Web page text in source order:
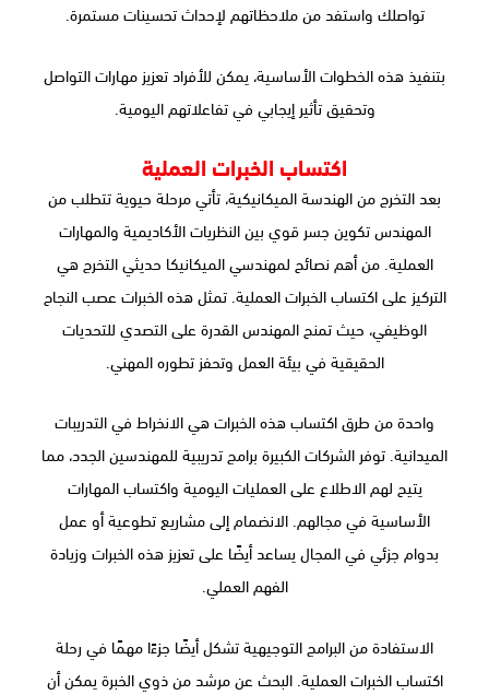
تواصلك واستفد من ملاحظاتهم لإحداث تحسينات مستمرة.
بتنفيذ هذه الخطوات الأساسية، يمكن للأفراد تعزيز مهارات التواصل
وتحقيق تأثير إيجابي في تفاعلاتهم اليومية.
اكتساب الخبرات العملية
بعد التخرج من الهندسة الميكانيكية، تأتي مرحلة حيوية تتطلب من
المهندس تكوين جسر قوي بين النظريات الأكاديمية والمهارات
العملية. من أهم نصائح لمهندسي الميكانيكا حديثي التخرج هي
التركيز على اكتساب الخبرات العملية. تمثل هذه الخبرات عصب النجاح
الوظيفي، حيث تمنح المهندس القدرة على التصدي للتحديات
الحقيقية في بيئة العمل وتحفز تطوره المهني.
واحدة من طرق اكتساب هذه الخبرات هي الانخراط في التدريبات
الميدانية. توفر الشركات الكبيرة برامج تدريبية للمهندسين الجدد، مما
يتيح لهم الاطلاع على العمليات اليومية واكتساب المهارات
الأساسية في مجالهم. الانضمام إلى مشاريع تطوعية أو عمل
بدوام جزئي في المجال يساعد أيضًا على تعزيز هذه الخبرات وزيادة
الفهم العملي.
الاستفادة من البرامج التوجيهية تشكل أيضًا جزءًا مهمًا في رحلة
اكتساب الخبرات العملية. البحث عن مرشد من ذوي الخبرة يمكن أن